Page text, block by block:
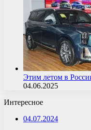
Этим летом в
04.06.2025
Интересное
04.07.2024